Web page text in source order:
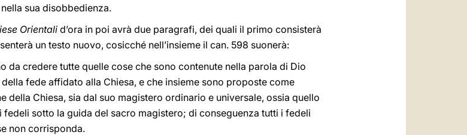
sua disobbedienza.
Orientali d’ora in poi avrà due paragrafi, dei quali il primo consisterà
un testo nuovo, cosicché nell’insieme il can. 598 suonerà:
da credere tutte quelle cose che sono contenute nella parola di Dio
fede affidato alla Chiesa, e che insieme sono proposte come
della Chiesa, sia dal suo magistero ordinario e universale, ossia quello
sotto la guida del sacro magistero; di conseguenza tutti i fedeli
non corrisponda.